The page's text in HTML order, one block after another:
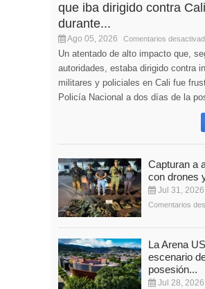
que iba dirigido contra Cali
durante...
Ago 05, 2026 Comentarios
Un atentado de alto impacto que,
autoridades, estaba dirigido contra
militares y policiales en Cali fue
Policía Nacional a dos días de la
Capturan a
con drones
Jul 31, 2026
Comentarios
La Arena
escenario
posesión...
Jul 28, 2026